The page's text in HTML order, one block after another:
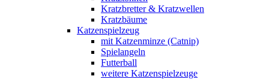
Kratzbretter & Kratzwellen
Kratzbäume
Katzenspielzeug
mit Katzenminze (Catnip)
Spielangeln
Futterball
weitere Katzenspielzeuge